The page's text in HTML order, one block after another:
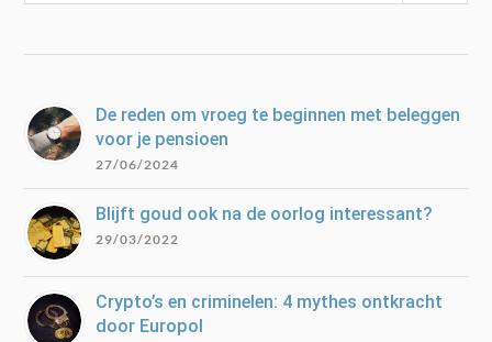
De reden om vroeg te beginnen met beleggen
voor je pensioen
27/06/2024
Blijft goud ook na de oorlog interessant?
29/03/2022
Crypto’s en criminelen: 4 mythes ontkracht
door Europol